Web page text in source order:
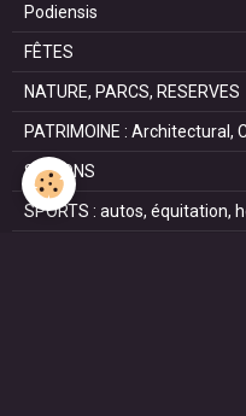
Podiensis
FÊTES
NATURE, PARCS, RESERVES
PATRIMOINE : Architectural,
SAISONS
SPORTS : autos, équitation,